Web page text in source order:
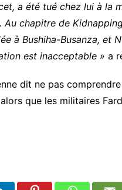
a été tué chez lui à la
Au chapitre de
à Bushiha-Busanza, et
est inacceptable » a
dit ne pas
que les militaires